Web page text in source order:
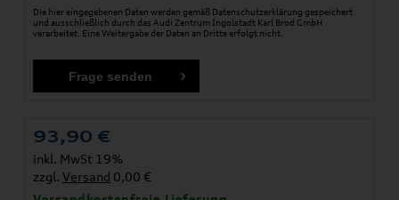
Die hier eingegebenen Daten werden gemäß Datenschutzerklärung gespeichert
und ausschließlich durch das Audi Zentrum Ingolstadt Karl Brod GmbH
verarbeitet. Eine Weitergabe der Daten an Dritte erfolgt nicht.
93,90 €
inkl. MwSt 19%
zzgl.Versand 0,00 €